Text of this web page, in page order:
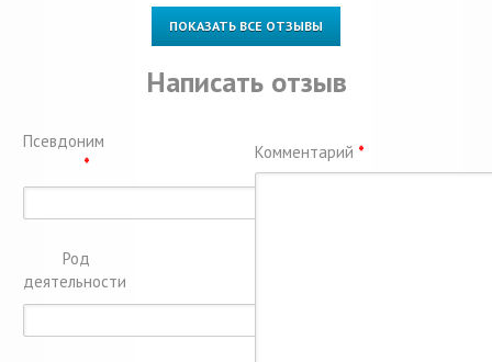
ПОКАЗАТЬ ВСЕ ОТЗЫВЫ
Написать отзыв
Псевдоним
*
Род
деятельности
Комментарий *